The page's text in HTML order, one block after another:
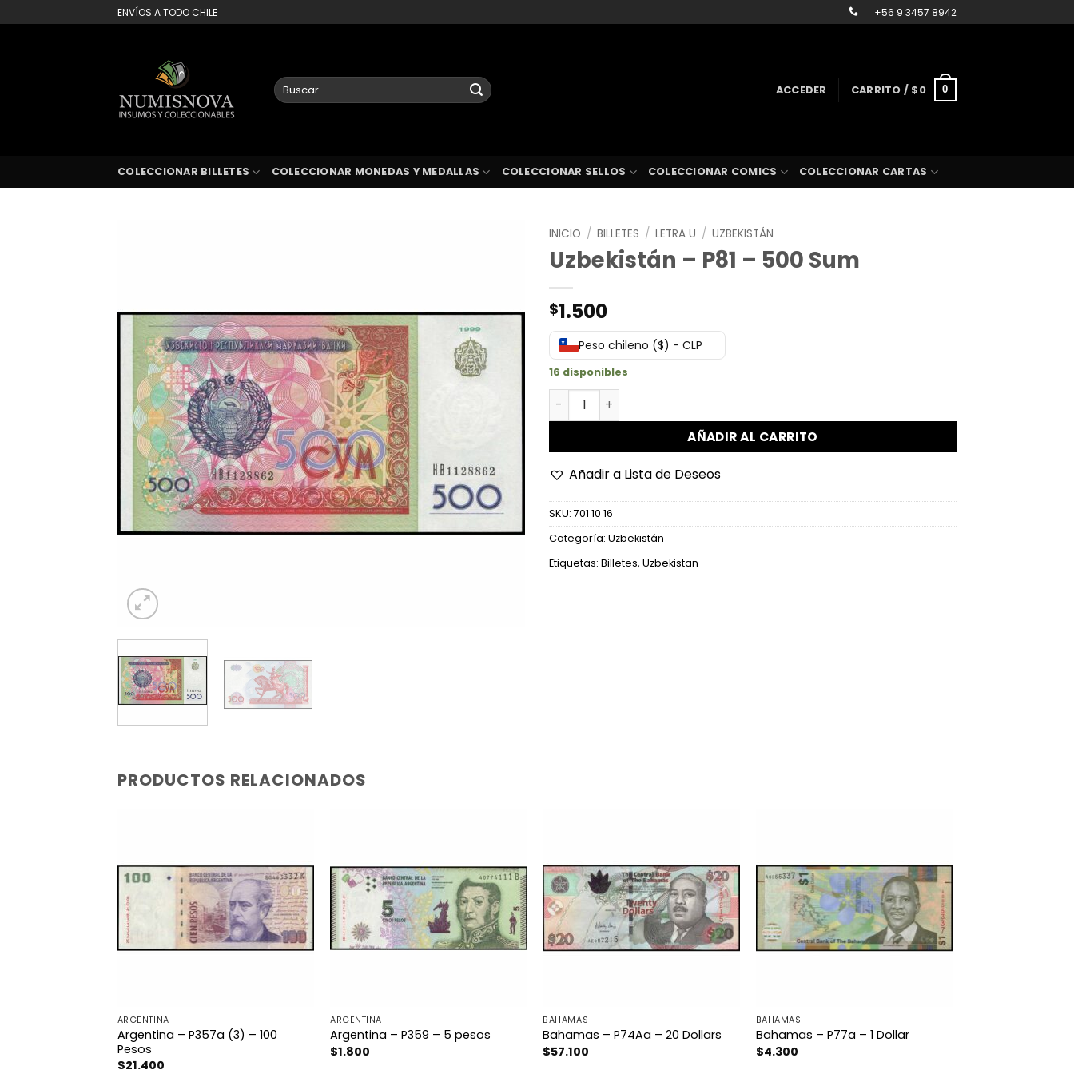
al
ENVÍOS A TODO CHILE +56 9 3457 8942
Buscar
por:
ACCEDER CARRITO / $0 0
COLECCIONAR BILLETES COLECCIONAR MONEDAS Y MEDALLAS COLECCIONAR SELLOS COLECCIONAR COMICS COLECCIONAR CARTAS
INICIO / BILLETES / LETRA U / UZBEKISTÁN
Uzbekistán – P81 – 500 Sum
$1.500
Peso chileno ($) - CLP
16 disponibles
Uzbekistán - P81 - 500 Sum cantidad
AÑADIR AL CARRITO
Añadir a Lista de Deseos
SKU: 701 10 16
Categoría: Uzbekistán
Etiquetas: Billetes, Uzbekistan
PRODUCTOS RELACIONADOS
ARGENTINA
Argentina – P357a (3) – 100
Pesos
$21.400
ARGENTINA
Argentina – P359 – 5 pesos
$1.800
BAHAMAS
Bahamas – P74Aa – 20 Dollars
$57.100
BAHAMAS
Bahamas – P77a – 1 Dollar
$4.300